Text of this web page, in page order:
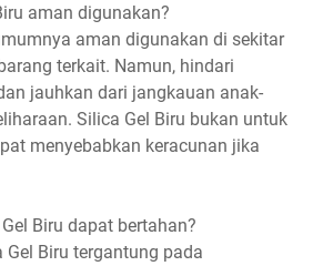
aman digunakan?
aman digunakan di sekitar
terkait. Namun, hindari
jauhkan dari jangkauan anak-
Silica Gel Biru bukan untuk
menyebabkan keracunan jika
Biru dapat bertahan?
Biru tergantung pada